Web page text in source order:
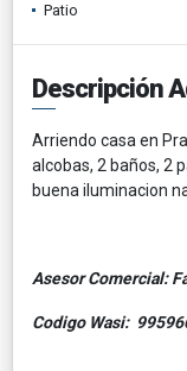
Patio
Descripción
Arriendo casa en
alcobas, 2 baños, 2
buena iluminacion
Asesor Comercial:
Codigo Wasi: